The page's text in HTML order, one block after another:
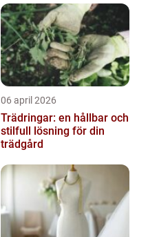
06 april 2026
Trädringar: en hållbar och
stilfull lösning för din
trädgård